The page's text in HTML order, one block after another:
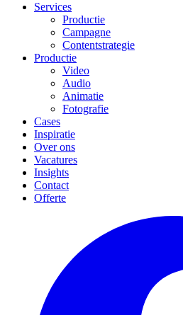
Services
Productie
Campagne
Contentstrategie
Productie
Video
Audio
Animatie
Fotografie
Cases
Inspiratie
Over ons
Vacatures
Insights
Contact
Offerte